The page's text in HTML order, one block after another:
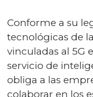
Conforme a su
tecnológicas de
vinculadas al 5G
servicio de
obliga a las
colaborar en los